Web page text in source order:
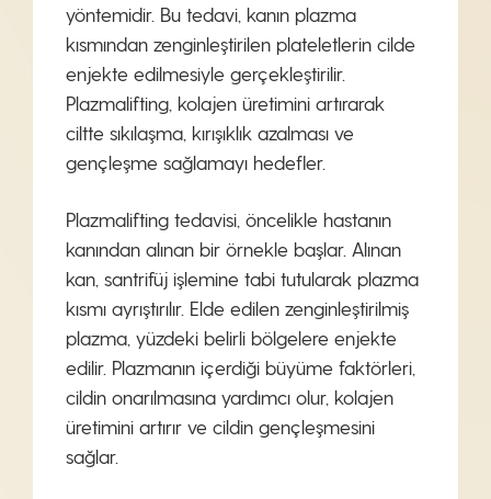
yöntemidir. Bu tedavi, kanın plazma
kısmından zenginleştirilen plateletlerin cilde
enjekte edilmesiyle gerçekleştirilir.
Plazmalifting, kolajen üretimini artırarak
ciltte sıkılaşma, kırışıklık azalması ve
gençleşme sağlamayı hedefler.
Plazmalifting tedavisi, öncelikle hastanın
kanından alınan bir örnekle başlar. Alınan
kan, santrifüj işlemine tabi tutularak plazma
kısmı ayrıştırılır. Elde edilen zenginleştirilmiş
plazma, yüzdeki belirli bölgelere enjekte
edilir. Plazmanın içerdiği büyüme faktörleri,
cildin onarılmasına yardımcı olur, kolajen
üretimini artırır ve cildin gençleşmesini
sağlar.